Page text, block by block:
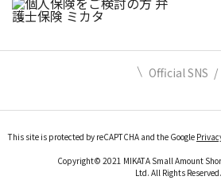
Official SNS
This site is protected by reCAPTCHA and the Google
Copyright© 2021 MIKATA Small Amount
Ltd. All Rights Reserved.